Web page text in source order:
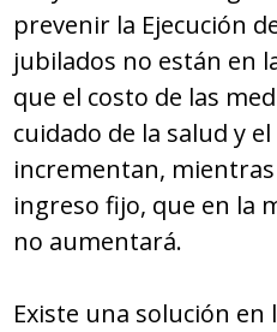
prevenir la Ejecución
jubilados no están en
que el costo de las
cuidado de la salud y
incrementan,
ingreso fijo, que en la
no aumentará.
Existe una solución en